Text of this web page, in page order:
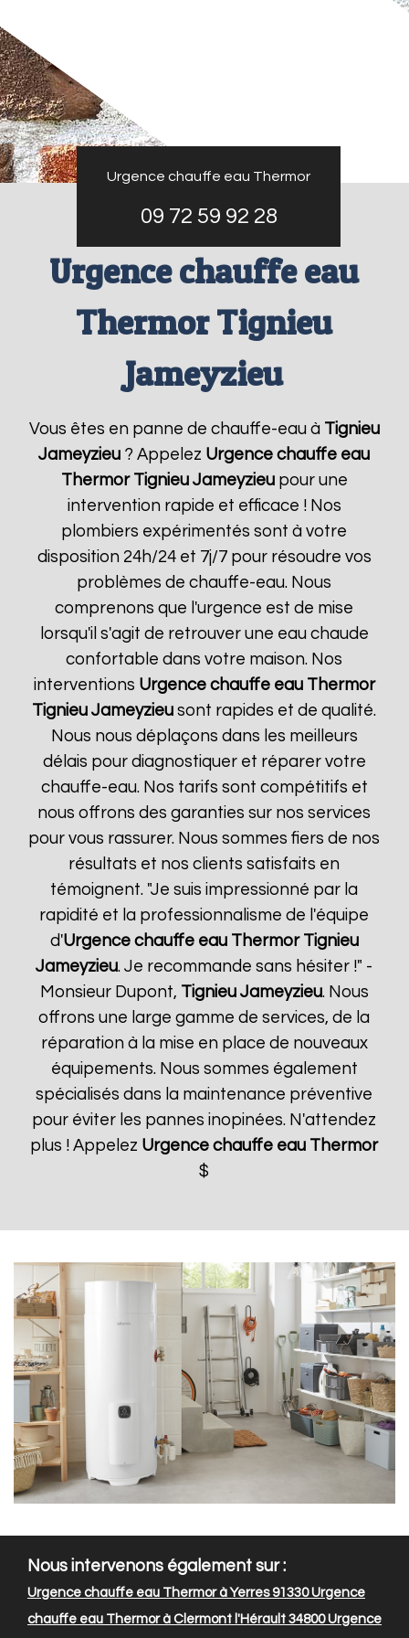
Urgence chauffe eau Thermor
09 72 59 92 28
Urgence chauffe eau
Thermor Tignieu
Jameyzieu
Vous êtes en panne de chauffe-eau à Tignieu
Jameyzieu ? Appelez Urgence chauffe eau
Thermor Tignieu Jameyzieupour une
intervention rapide et efficace ! Nos
plombiers expérimentés sont à votre
disposition 24h/24 et 7j/7 pour résoudre vos
problèmes de chauffe-eau. Nous
comprenons que l'urgence est de mise
lorsqu'il s'agit de retrouver une eau chaude
confortable dans votre maison. Nos
interventions Urgence chauffe eau Thermor
Tignieu Jameyzieu sont rapides et de qualité.
Nous nous déplaçons dans les meilleurs
délais pour diagnostiquer et réparer votre
chauffe-eau. Nos tarifs sont compétitifs et
nous offrons des garanties sur nos services
pour vous rassurer. Nous sommes fiers de nos
résultats et nos clients satisfaits en
témoignent. "Je suis impressionné par la
rapidité et la professionnalisme de l'équipe
d'Urgence chauffe eau Thermor Tignieu
Jameyzieu. Je recommande sans hésiter !" -
Monsieur Dupont, Tignieu Jameyzieu. Nous
offrons une large gamme de services, de la
réparation à la mise en place de nouveaux
équipements. Nous sommes également
spécialisés dans la maintenance préventive
pour éviter les pannes inopinées. N'attendez
plus ! Appelez Urgence chauffe eau Thermor
$
Nous intervenons également sur :
Urgence chauffe eau Thermor à Yerres 91330Urgence
chauffe eau Thermor à Clermont l'Hérault 34800Urgence